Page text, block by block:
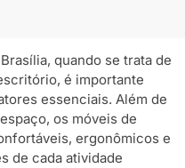
quando se trata de
é importante
essenciais. Além de
os móveis de
ergonômicos e
de cada atividade